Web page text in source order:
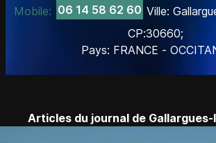
Mobile: 06 14 58 62 60 Ville:
CP:30660;
Pays: FRANCE -
Articles du journal de